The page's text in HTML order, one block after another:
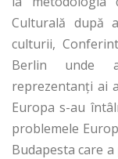
Culturală după
culturii,
Berlin unde
reprezentanţi ai
Europa s-au
problemele
Budapesta care